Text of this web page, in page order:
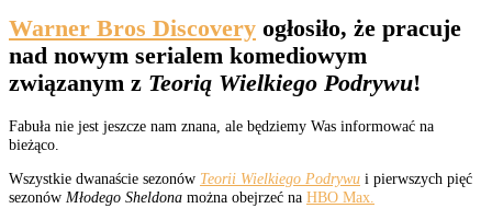
Warner Bros Discovery ogłosiło, że pracuje
nad nowym serialem komediowym
związanym z Teorią Wielkiego Podrywu!
Fabuła nie jest jeszcze nam znana, ale będziemy Was informować na
bieżąco.
Wszystkie dwanaście sezonów Teorii Wielkiego Podrywu i pierwszych pięć
sezonów Młodego Sheldona można obejrzeć na HBO Max.